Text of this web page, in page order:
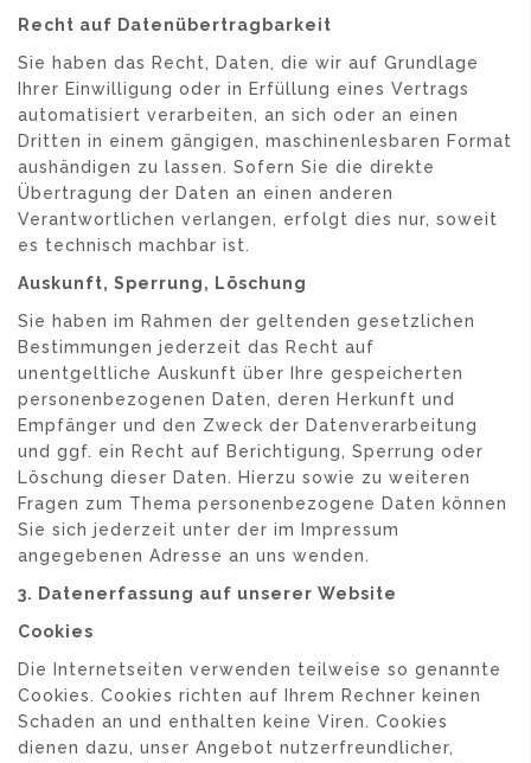
Recht auf Datenübertragbarkeit
Sie haben das Recht, Daten, die wir auf Grundlage
Ihrer Einwilligung oder in Erfüllung eines Vertrags
automatisiert verarbeiten, an sich oder an einen
Dritten in einem gängigen, maschinenlesbaren Format
aushändigen zu lassen. Sofern Sie die direkte
Übertragung der Daten an einen anderen
Verantwortlichen verlangen, erfolgt dies nur, soweit
es technisch machbar ist.
Auskunft, Sperrung, Löschung
Sie haben im Rahmen der geltenden gesetzlichen
Bestimmungen jederzeit das Recht auf
unentgeltliche Auskunft über Ihre gespeicherten
personenbezogenen Daten, deren Herkunft und
Empfänger und den Zweck der Datenverarbeitung
und ggf. ein Recht auf Berichtigung, Sperrung oder
Löschung dieser Daten. Hierzu sowie zu weiteren
Fragen zum Thema personenbezogene Daten können
Sie sich jederzeit unter der im Impressum
angegebenen Adresse an uns wenden.
3. Datenerfassung auf unserer Website
Cookies
Die Internetseiten verwenden teilweise so genannte
Cookies. Cookies richten auf Ihrem Rechner keinen
Schaden an und enthalten keine Viren. Cookies
dienen dazu, unser Angebot nutzerfreundlicher,